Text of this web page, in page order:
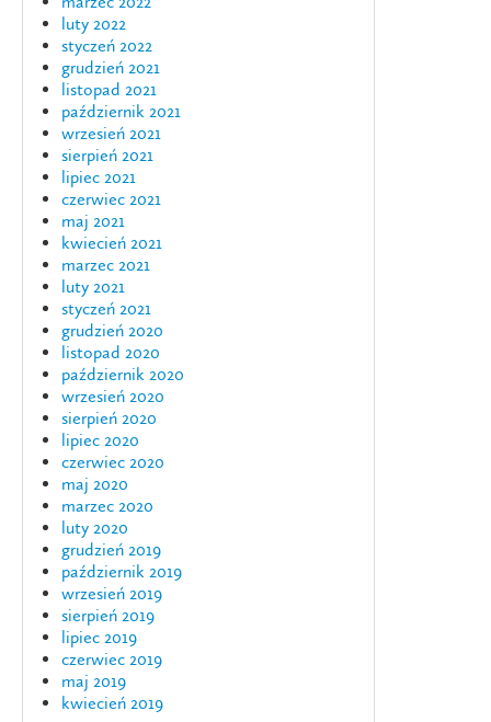
luty 2022
styczeń 2022
grudzień 2021
listopad 2021
październik 2021
wrzesień 2021
sierpień 2021
lipiec 2021
czerwiec 2021
maj 2021
kwiecień 2021
marzec 2021
luty 2021
styczeń 2021
grudzień 2020
listopad 2020
październik 2020
wrzesień 2020
sierpień 2020
lipiec 2020
czerwiec 2020
maj 2020
marzec 2020
luty 2020
grudzień 2019
październik 2019
wrzesień 2019
sierpień 2019
lipiec 2019
czerwiec 2019
maj 2019
kwiecień 2019